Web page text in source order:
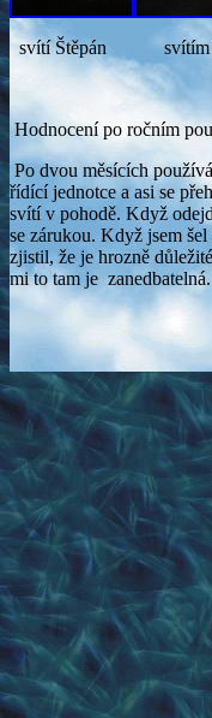
svítí Štěpán
Hodnocení po ročním
Po dvou měsících
řídící jednotce a asi se
svítí v pohodě. Když
se zárukou. Když jsem
zjistil, že je hrozně
mi to tam je zanedbatelná.